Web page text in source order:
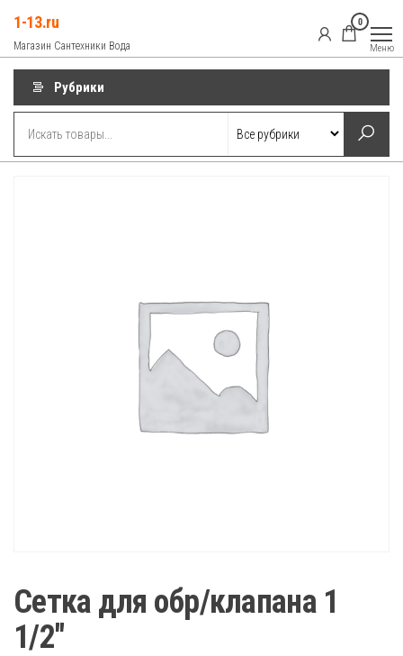
содержимому
1-13.ru
Магазин Сантехники Вода
0
Меню
Рубрики
Сетка для обр/клапана 1
1/2″